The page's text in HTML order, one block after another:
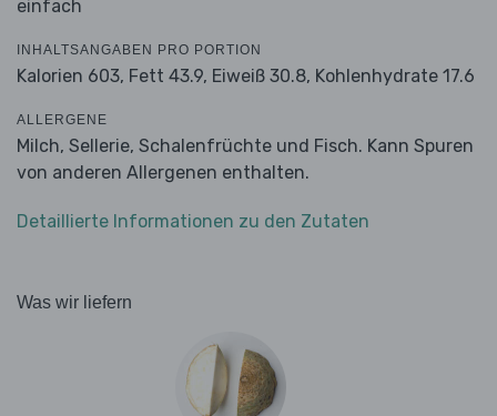
einfach
INHALTSANGABEN PRO PORTION
Kalorien 603, Fett 43.9, Eiweiß 30.8, Kohlenhydrate 17.6
ALLERGENE
Milch, Sellerie, Schalenfrüchte und Fisch. Kann Spuren
von anderen Allergenen enthalten.
Detaillierte Informationen zu den Zutaten
Was wir liefern